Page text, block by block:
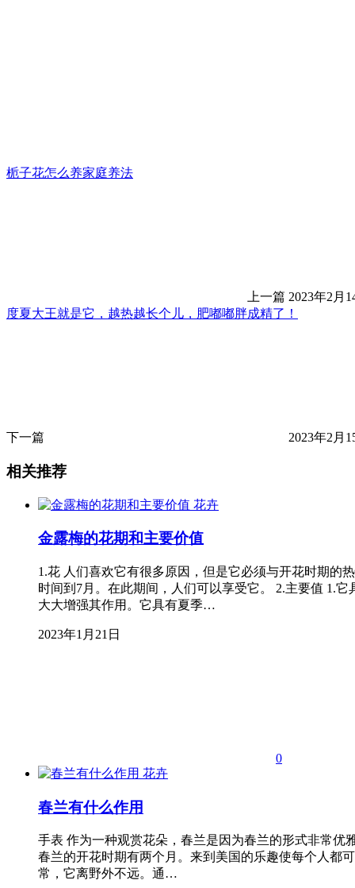
栀子花怎么养家庭养法
上一篇 2023年2月
度夏大王就是它，越热越长个儿，肥嘟嘟胖成精了！
下一篇 2023年2月
相关推荐
花卉
金露梅的花期和主要价值
1.花 人们喜欢它有很多原因，但是它必须与开花时期的
时间到7月。在此期间，人们可以享受它。 2.主要值 1.
大大增强其作用。它具有夏季…
2023年1月21日
0
花卉
春兰有什么作用
手表 作为一种观赏花朵，春兰是因为春兰的形式非常优
春兰的开花时期有两个月。来到美国的乐趣使每个人都
常，它离野外不远。通…